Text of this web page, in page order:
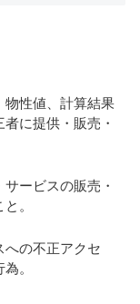
物性値、計算結果
に提供・販売・
ービスの販売・
。
への不正アクセ
。